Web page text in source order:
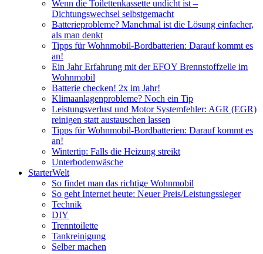
Wenn die Toilettenkassette undicht ist –
Dichtungswechsel selbstgemacht
Batterieprobleme? Manchmal ist die Lösung einfacher,
als man denkt
Tipps für Wohnmobil-Bordbatterien: Darauf kommt es
an!
Ein Jahr Erfahrung mit der EFOY Brennstoffzelle im
Wohnmobil
Batterie checken! 2x im Jahr!
Klimaanlagenprobleme? Noch ein Tip
Leistungsverlust und Motor Systemfehler: AGR (EGR)
reinigen statt austauschen lassen
Tipps für Wohnmobil-Bordbatterien: Darauf kommt es
an!
Wintertip: Falls die Heizung streikt
Unterbodenwäsche
StarterWelt
So findet man das richtige Wohnmobil
So geht Internet heute: Neuer Preis/Leistungssieger
Technik
DIY
Trenntoilette
Tankreinigung
Selber machen